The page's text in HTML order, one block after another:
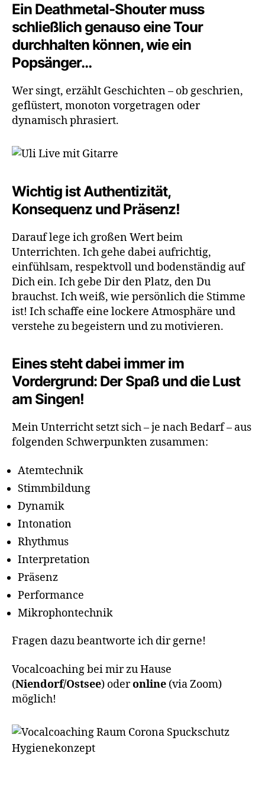
Ein Deathmetal-Shouter muss
schließlich genauso eine Tour
durchhalten können, wie ein
Popsänger…
Wer singt, erzählt Geschichten – ob geschrien,
geflüstert, monoton vorgetragen oder
dynamisch phrasiert.
Wichtig ist Authentizität,
Konsequenz und Präsenz!
Darauf lege ich großen Wert beim
Unterrichten. Ich gehe dabei aufrichtig,
einfühlsam, respektvoll und bodenständig auf
Dich ein. Ich gebe Dir den Platz, den Du
brauchst. Ich weiß, wie persönlich die Stimme
ist! Ich schaffe eine lockere Atmosphäre und
verstehe zu begeistern und zu motivieren.
Eines steht dabei immer im
Vordergrund: Der Spaß und die Lust
am Singen!
Mein Unterricht setzt sich – je nach Bedarf – aus
folgenden Schwerpunkten zusammen:
Atemtechnik
Stimmbildung
Dynamik
Intonation
Rhythmus
Interpretation
Präsenz
Performance
Mikrophontechnik
Fragen dazu beantworte ich dir gerne!
Vocalcoaching bei mir zu Hause
(Niendorf/Ostsee) oderonline (via Zoom)
möglich!